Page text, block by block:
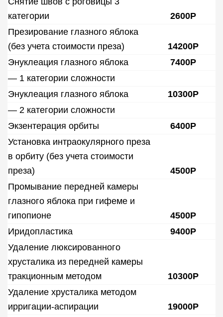
категории
2600Р
Презирование глазного яблока
(без учета стоимости преза)
14200Р
Энуклеация глазного яблока
7400Р
— 1 категории сложности
Энуклеация глазного яблока
10300Р
— 2 категории сложности
Экзентерация орбиты
6400Р
Установка интраокулярного преза
в орбиту (без учета стоимости
преза)
4500Р
Промывание передней камеры
глазного яблока при гифеме и
гипопионе
4500Р
Иридопластика
9400Р
Удаление люксированного
хрусталика из передней камеры
тракционным методом
10300Р
Удаление хрусталика методом
ирригации-аспирации
19000Р